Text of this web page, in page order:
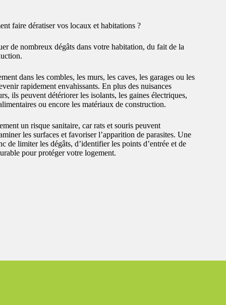
faire dératiser vos locaux et habitations ?
de nombreux dégâts dans votre habitation, du fait de la
dans les combles, les murs, les caves, les garages ou les
rapidement envahissants. En plus des nuisances
ils peuvent détériorer les isolants, les gaines électriques,
ou encore les matériaux de construction.
un risque sanitaire, car rats et souris peuvent
les surfaces et favoriser l’apparition de parasites. Une
de limiter les dégâts, d’identifier les points d’entrée et de
pour protéger votre logement.